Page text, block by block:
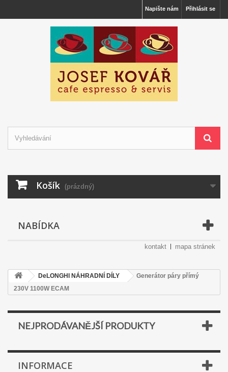
Přihlásit se
Napište nám
Košík (prázdný)
NABÍDKA
kontakt mapa stránek
DeLONGHI NÁHRADNÍ DÍLY
Generátor páry přímý
230V 1100W ECAM
NEJPRODÁVANĚJŠÍ PRODUKTY
INFORMACE